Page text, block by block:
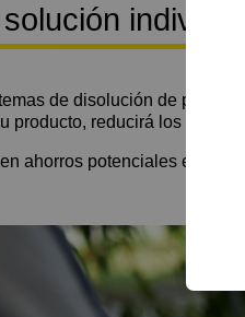
individual
de disolución de polvo,
producto, reducirá los
ahorros potenciales en